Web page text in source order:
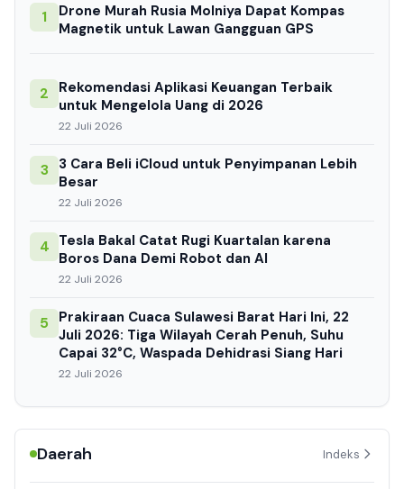
1
Drone Murah Rusia Molniya Dapat Kompas
Magnetik untuk Lawan Gangguan GPS
2
Rekomendasi Aplikasi Keuangan Terbaik
untuk Mengelola Uang di 2026
22 Juli 2026
3
3 Cara Beli iCloud untuk Penyimpanan Lebih
Besar
22 Juli 2026
4 Tesla Bakal Catat Rugi Kuartalan karena
Boros Dana Demi Robot dan AI
22 Juli 2026
5
Prakiraan Cuaca Sulawesi Barat Hari Ini, 22
Juli 2026: Tiga Wilayah Cerah Penuh, Suhu
Capai 32°C, Waspada Dehidrasi Siang Hari
22 Juli 2026
Daerah Indeks